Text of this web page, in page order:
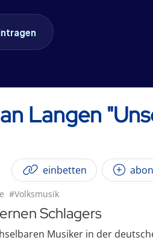
Langen
einbetten
#Volksmusik
Schlagers
Musiker in der